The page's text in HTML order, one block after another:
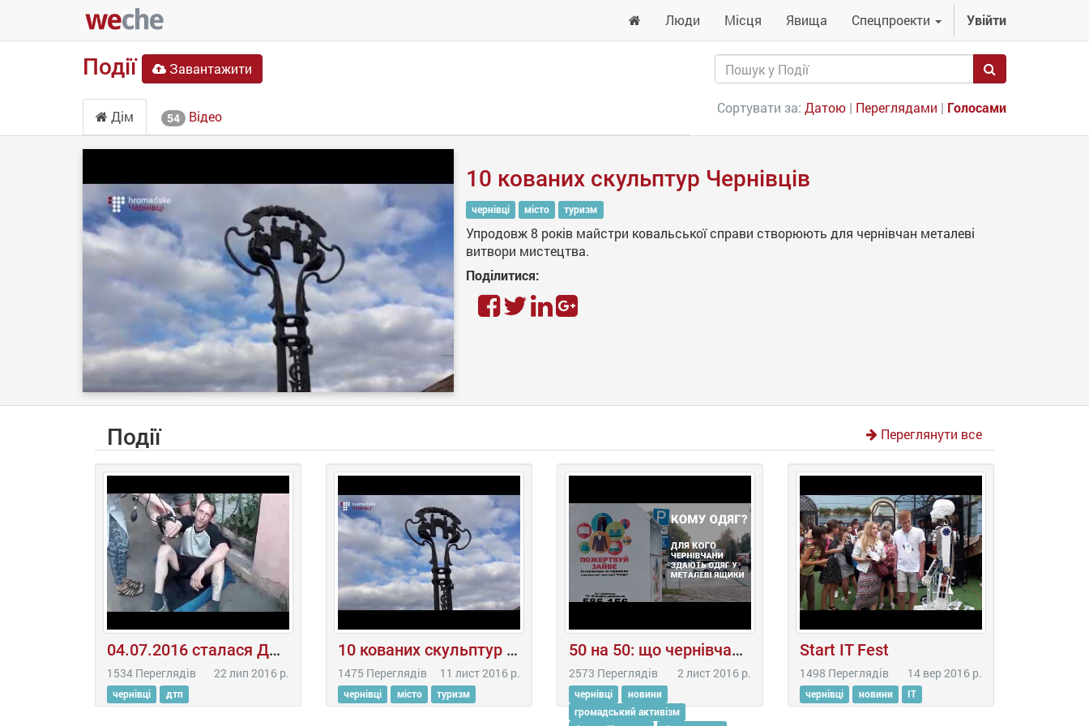
Люди Місця Явища Спецпроекти Увійти
Події Завантажити
Дім 54 Відео
Сортувати за: Датою | Переглядами | Голосами
10 кованих скульптур Чернівців
чернівці місто туризм
Упродовж 8 років майстри ковальської справи створюють для чернівчан металеві
витвори мистецтва.
Поділитися:
Події Переглянути все
04.07.2016 сталася ДТП навпроти Наркологічного диспансеру в Чернівцях.
1534 Переглядів 22 лип 2016 р.
чернівці дтп
10 кованих скульптур Чернівців
1475 Переглядів 11 лист 2016 р.
чернівці місто туризм
50 на 50: що чернівчани кладуть у контейнери для збору одягу для безхатченків
2573 Переглядів 2 лист 2016 р.
чернівці
новини
громадський активізм
Start IT Fest
1498 Переглядів 14 вер 2016 р.
чернівці новини IT